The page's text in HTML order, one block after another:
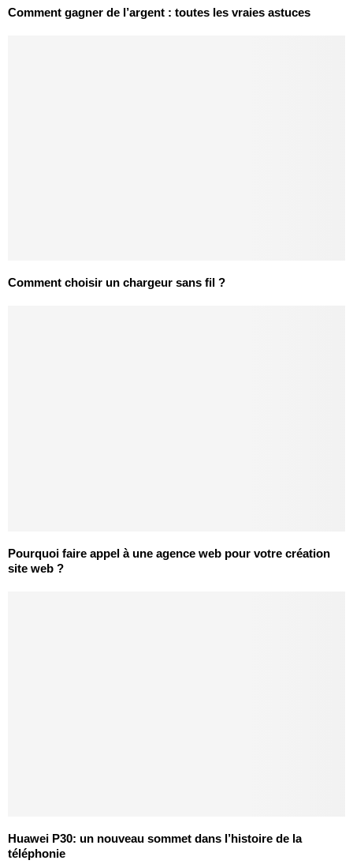
Comment gagner de l’argent : toutes les vraies astuces
Comment choisir un chargeur sans fil ?
Pourquoi faire appel à une agence web pour votre création
site web ?
Huawei P30: un nouveau sommet dans l’histoire de la
téléphonie